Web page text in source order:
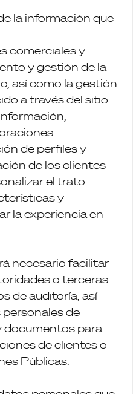
la información que
comerciales y
y gestión de la
así como la gestión
a través del sitio
de perfiles y
de los clientes
el trato
y
la experiencia en
necesario facilitar
o terceras
de auditoría, así
de
para
de clientes o
Públicas.